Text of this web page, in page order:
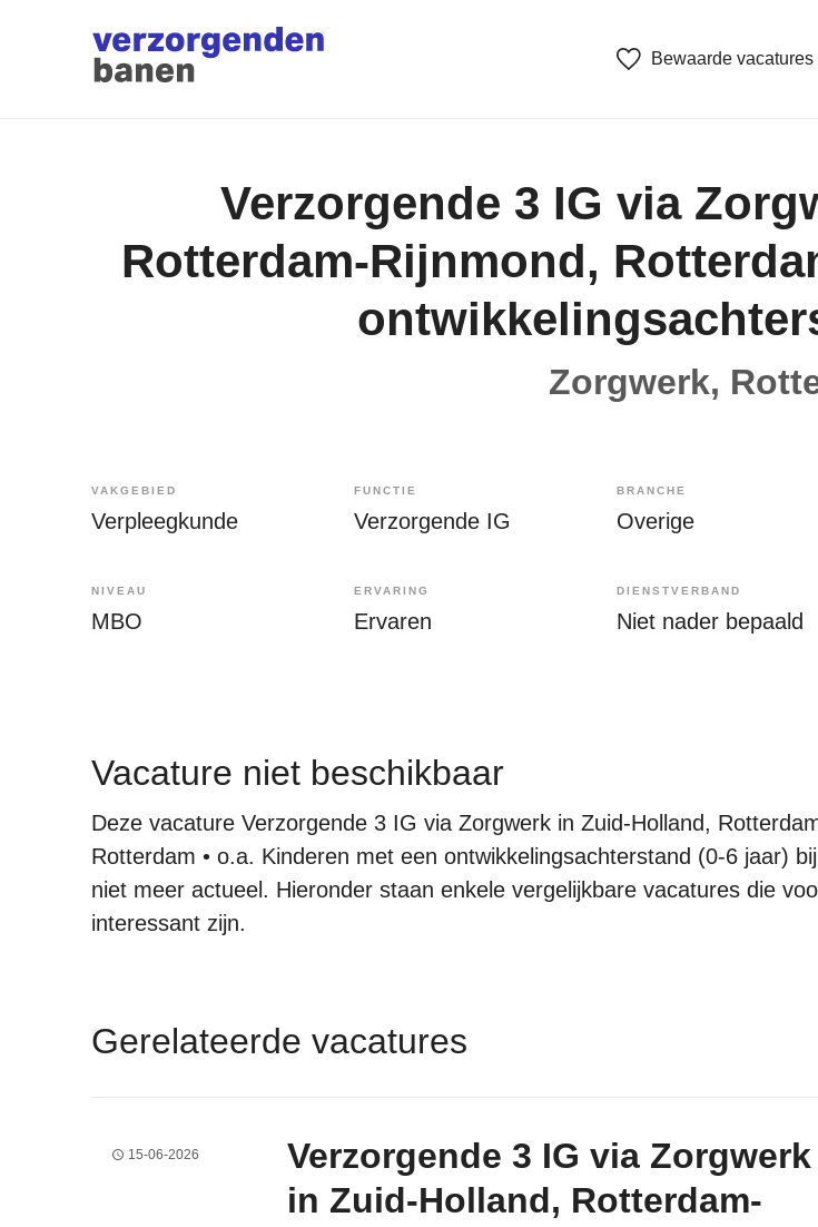
Bewaarde vacatures
Verzorgende 3 IG via
Rotterdam-Rijnmond,
Zorgwerk,
VAKGEBIED
Verpleegkunde
FUNCTIE
Verzorgende IG
BRANCHE
Overige
NIVEAU
MBO
ERVARING
Ervaren
DIENSTVERBAND
Niet nader bepaald
Vacature niet beschikbaar
Deze vacature Verzorgende 3 IG via Zorgwerk in Zuid-Holland,
Rotterdam • o.a. Kinderen met een ontwikkelingsachterstand (0-6 jaar)
niet meer actueel. Hieronder staan enkele vergelijkbare vacatures die
interessant zijn.
Gerelateerde vacatures
15-06-2026
Verzorgende 3 IG via Zorgwerk
in Zuid-Holland, Rotterdam-